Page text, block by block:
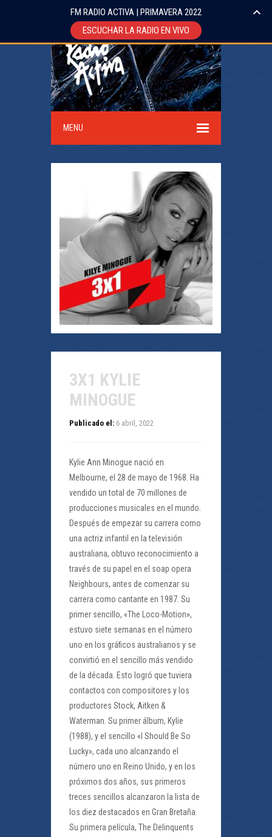
MENU
3X1 KYLIE
MINOGUE
Publicado el: 6 abril, 2022
Kylie Ann Minogue nació en
Melbourne, el 28 de mayo de 1968. Ha
vendido un total de 70 millones de
producciones musicales en el mundo.
Después de empezar su carrera como
una actriz infantil en la televisión
australiana, obtuvo reconocimiento a
través de su papel en el soap opera
Neighbours, antes de comenzar su
carrera como cantante en 1987. Su
primer sencillo, «The Loco-Motion»,
estuvo siete semanas en el número
uno en los gráficos australianos y se
convirtió en el sencillo más vendido
de la década. Esto logró que tuviera
contactos con compositores y los
productores Stock, Aitken &
Waterman. Su primer álbum, Kylie
(1988), y el sencillo «I Should Be So
Lucky», cada uno alcanzando el
número uno en Reino Unido, y en los
próximos dos años, sus primeros
treces sencillos alcanzaron la lista de
los diez destacados en Gran Bretaña.
Su primera película, The Delinquents
FM RADIO ACTIVA | PRIMAVERA 2022
ESCUCHAR LA RADIO EN VIVO